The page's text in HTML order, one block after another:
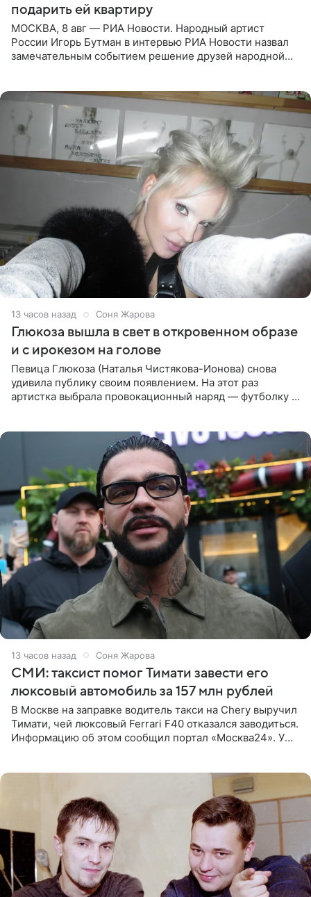
подарить ей квартиру
МОСКВА, 8 авг — РИА Новости. Народный артист
России Игорь Бутман в интервью РИА Новости назвал
замечательным событием решение друзей народной
13 часов назад Соня Жарова
Глюкоза вышла в свет в откровенном образе
и с ирокезом на голове
Певица Глюкоза (Наталья Чистякова-Ионова) снова
удивила публику своим появлением. На этот раз
артистка выбрала провокационный наряд — футболку с
13 часов назад Соня Жарова
СМИ: таксист помог Тимати завести его
люксовый автомобиль за 157 млн рублей
В Москве на заправке водитель такси на Chery выручил
Тимати, чей люксовый Ferrari F40 отказался заводиться.
Информацию об этом сообщил портал «Москва24». У